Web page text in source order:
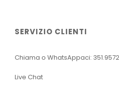
SERVIZIO CLIENTI
Chiama o WhatsAppaci:
Live Chat